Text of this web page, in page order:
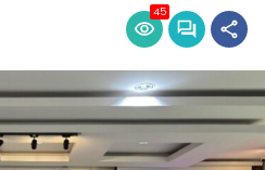
45